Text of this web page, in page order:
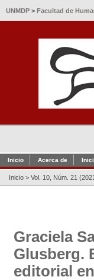
UNMDP > Facultad de
Inicio Acerca de
Inicio > Vol. 10, Núm. 21
Graciela
Glusberg.
editorial